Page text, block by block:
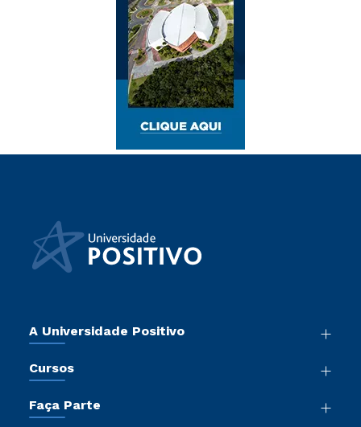
A Universidade Positivo
Sala de Imprensa
Trabalhe Conosco
Cursos
Pós-Graduação
Faça Parte